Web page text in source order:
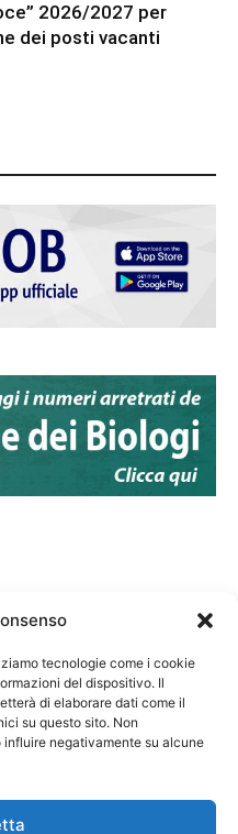
tecnologie come i cookie
del dispositivo. Il
di elaborare dati come il
su questo sito. Non
negativamente su alcune
2026/2027 per
dei posti vacanti
Ordini dei Biologi:
www.fnob.it: